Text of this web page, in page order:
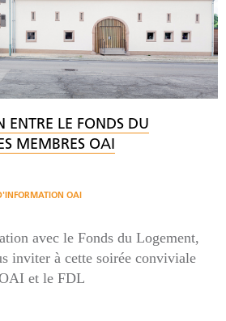
ENTRE LE FONDS DU
MEMBRES OAI
OAI
avec le Fonds du Logement,
inviter à cette soirée conviviale
et le FDL